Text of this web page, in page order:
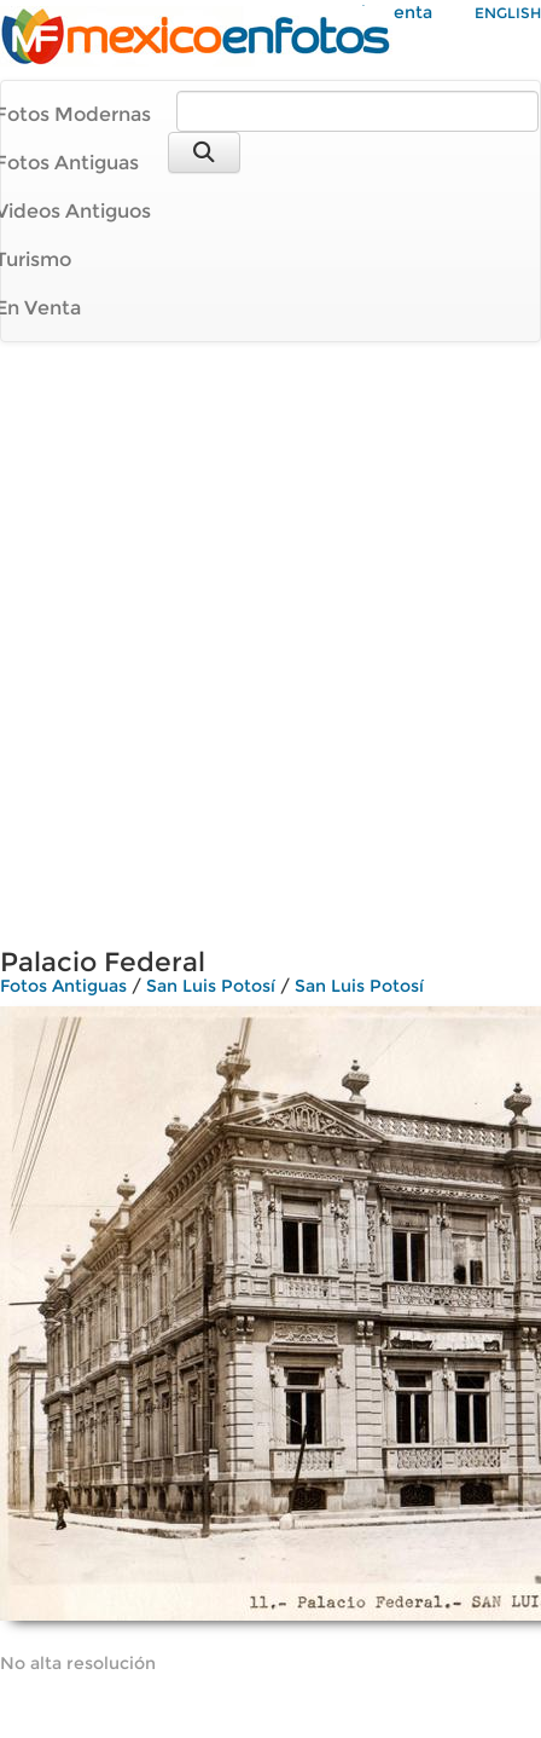
Mi Cuenta ENGLISH
Modernas
Antiguas
Antiguos
Venta
Palacio Federal
Fotos Antiguas / San Luis Potosí / San Luis Potosí
No alta resolución